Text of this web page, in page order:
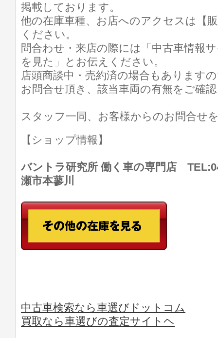
掲載しております。
他の在庫車種、お店へのアクセスは【
ください。
問合わせ・来店の際には「中古車情報
を見た」とお伝えください。
店頭商談中・売約済の場合もあります
お問合せ頂き、該当車両の有無をご確
スタッフ一同、お客様からのお問合せ
【ショップ情報】
バントラ研究所 働く車の専門店
瀬市本蓼川
中古車検索なら車選びドットコム
買取なら車選びの査定サイトヘ